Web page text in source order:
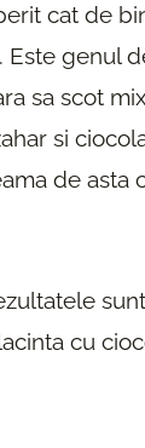
cat de
Este genul
sa scot
si
de asta
sunt
cu